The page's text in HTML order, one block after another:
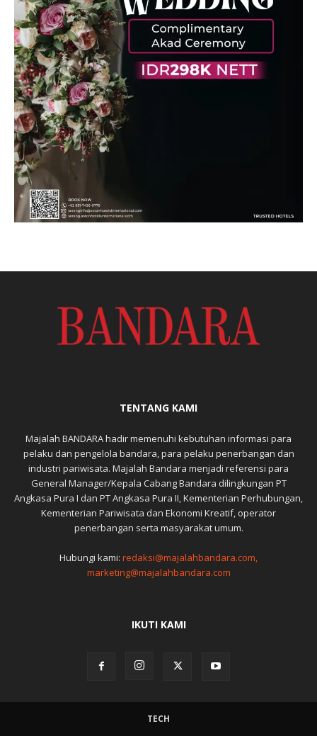
TENTANG KAMI
Majalah BANDARA hadir memenuhi kebutuhan informasi para
pelaku dan pengelola bandara, para pelaku penerbangan dan
industri pariwisata. Majalah Bandara menjadi referensi para
General Manager/Kepala Cabang Bandara dilingkungan PT
Angkasa Pura I dan PT Angkasa Pura II, Kementerian Perhubungan,
Kementerian Pariwisata dan Ekonomi Kreatif, operator
penerbangan serta masyarakat umum.
Hubungi kami: redaksi@majalahbandara.com,
marketing@majalahbandara.com
IKUTI KAMI
TECH